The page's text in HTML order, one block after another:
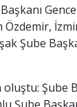
Şube
Şube